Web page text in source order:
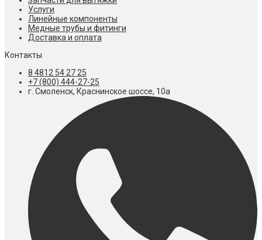
Услуги
Линейные компоненты
Медные трубы и фитинги
Доставка и оплата
Контакты
8 4812 54 27 25
+7 (800) 444-27-25
г. Смоленск, Краснинское шоссе, 10а